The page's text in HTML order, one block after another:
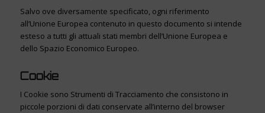
Salvo ove diversamente specificato, ogni riferimento
all’Unione Europea contenuto in questo documento si intende
esteso a tutti gli attuali stati membri dell’Unione Europea e
dello Spazio Economico Europeo.
Cookie
I Cookie sono Strumenti di Tracciamento che consistono in
piccole porzioni di dati conservate all’interno del browser